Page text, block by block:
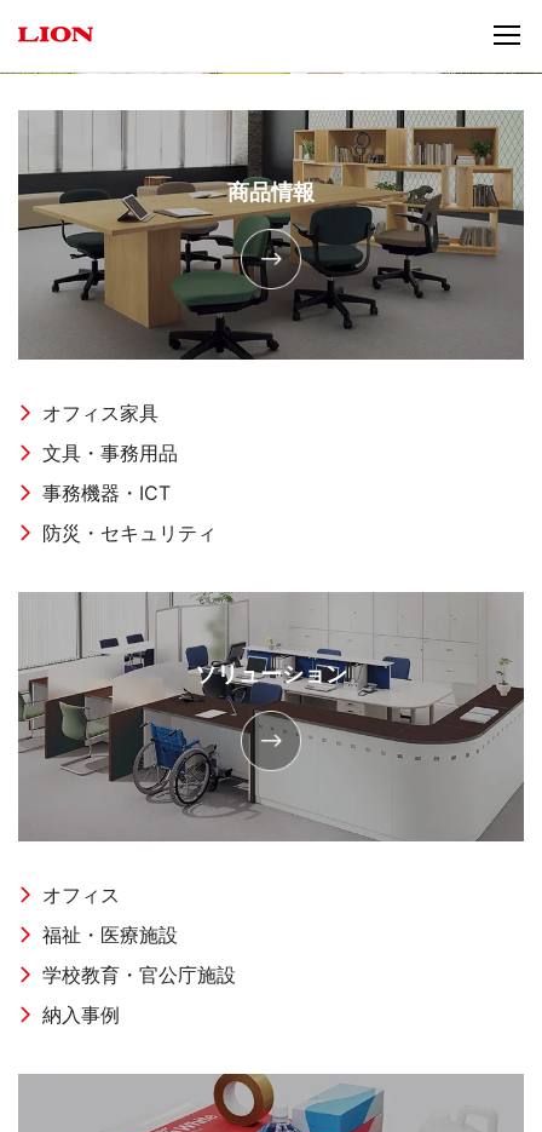
オフィス家具
文具・事務用品
事務機器・ICT
防災・セキュリティ
商品情報
オフィス
福祉・医療施設
学校教育・官公庁施設
納入事例
ソリューション